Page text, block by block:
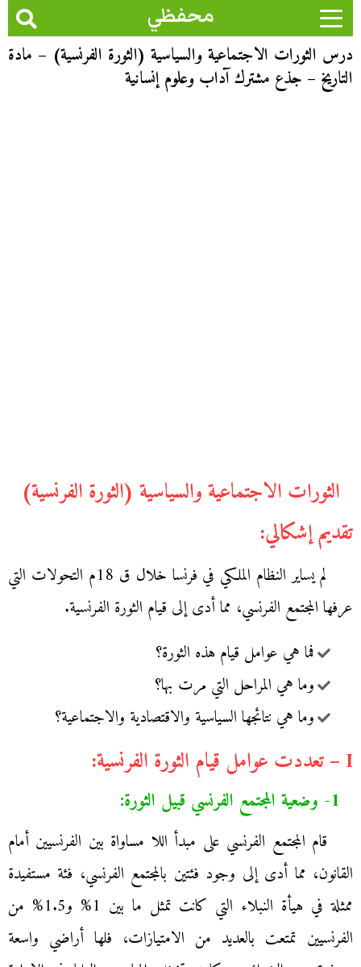
محفظي
درس الثورات الاجتماعية والسياسية (الثورة الفرنسية) – مادة
التاريخ – جذع مشترك آداب وعلوم إنسانية
الثورات الاجتماعية والسياسية (الثورة الفرنسية)
تقديم إشكالي:
لم يساير النظام الملكي في فرنسا خلال ق 18م التحولات التي
عرفها المجتمع الفرنسي، مما أدى إلى قيام الثورة الفرنسية.
فما هي عوامل قيام هذه الثورة؟
وما هي المراحل التي مرت بها؟
وما هي نتائجها السياسية والاقتصادية والاجتماعية؟
I – تعددت عوامل قيام الثورة الفرنسية:
1- وضعية المجتمع الفرنسي قبيل الثورة:
قام المجتمع الفرنسي على مبدأ اللا مساواة بين الفرنسيين أمام
القانون، مما أدى إلى وجود فئتين بالمجتمع الفرنسي، فئة مستفيدة
ممثلة في هيأة النبلاء التي كانت تمثل ما بين 1% و1.5% من
الفرنسيين تمتعت بالعديد من الامتيازات، فلها أراضي واسعة